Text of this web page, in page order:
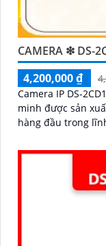
CAMERA ❇ DS-
4,200,000 ₫
Camera IP DS-
minh được sản
hàng đầu trong